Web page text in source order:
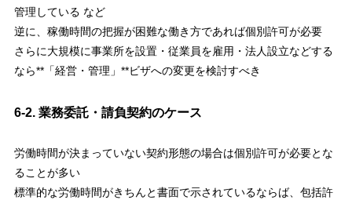
管理している など
逆に、稼働時間の把握が困難な働き方であれば個別許可が必要
さらに大規模に事業所を設置・従業員を雇用・法人設立などする
なら**「経営・管理」**ビザへの変更を検討すべき
6-2. 業務委託・請負契約のケース
労働時間が決まっていない契約形態の場合は個別許可が必要とな
ることが多い
標準的な労働時間がきちんと書面で示されているならば、包括許